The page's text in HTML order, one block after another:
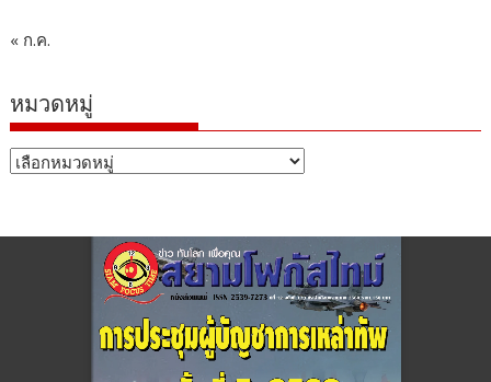
« ก.ค.
หมวดหมู่
หมวด